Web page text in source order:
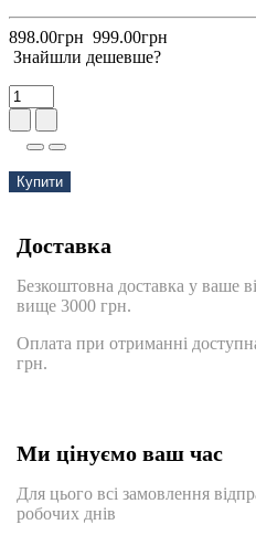
898.00грн 999.00грн
Знайшли дешевше?
Купити
Доставка
Безкоштовна доставка у ваше
вище 3000 грн.
Оплата при отриманні
грн.
Ми цінуємо ваш час
Для цього всі замовлення
робочих днів